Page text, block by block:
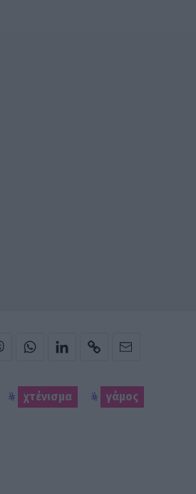
χτένισμα γάμος